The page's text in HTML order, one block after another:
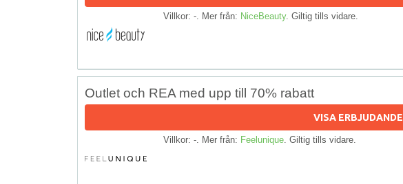
Villkor: -. Mer från: NiceBeauty. Giltig tills vidare.
Outlet och REA med upp till 70% rabatt
VISA ERBJUDANDE
Villkor: -. Mer från: Feelunique . Giltig tills vidare.